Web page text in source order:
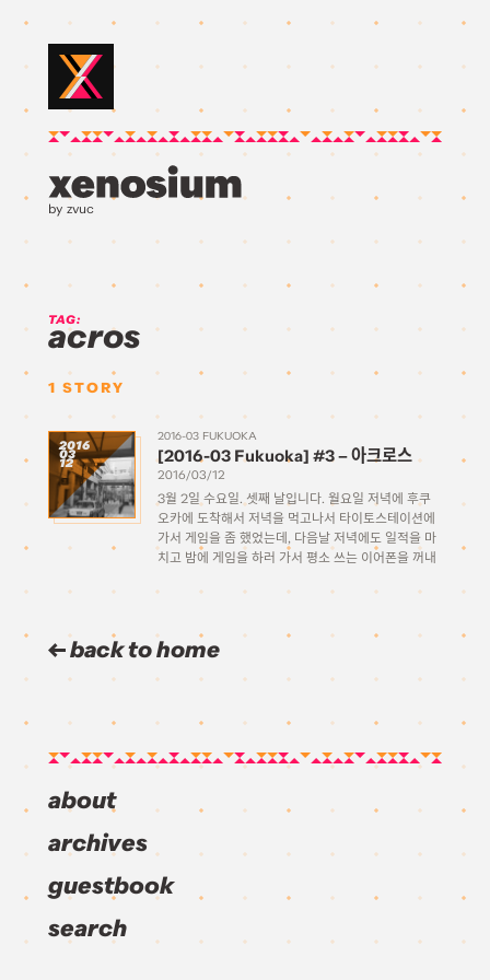
by zvuc
TAG:
acros
1 STORY
2016
03
12
2016-03 FUKUOKA
[2016-03 Fukuoka] #3 – 아크로스
2016/03/12
3월 2일 수요일. 셋째 날입니다. 월요일 저녁에 후쿠
오카에 도착해서 저녁을 먹고나서 타이토스테이션에
가서 게임을 좀 했었는데, 다음날 저녁에도 일적을 마
치고 밤에 게임을 하러 가서 평소 쓰는 이어폰을 꺼내
어폰이 없더군요. 그때는 그냥 숙소에 어디 두고 […]
back to home
about
archives
guestbook
search